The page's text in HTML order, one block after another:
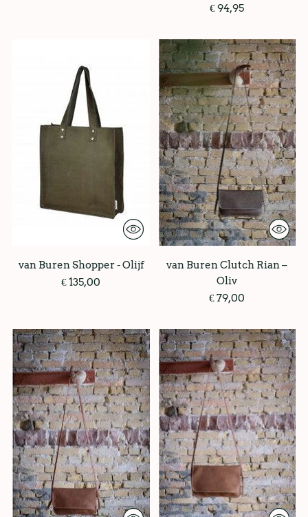
€ 94,95
van Buren Shopper - Olijf
€ 135,00
van Buren Clutch Rian –
Oliv
€ 79,00